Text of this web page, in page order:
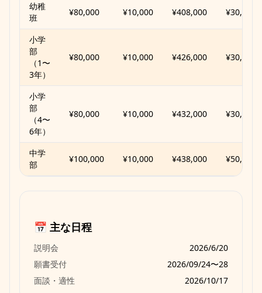
幼稚
班
¥80,000 ¥10,000 ¥408,000 ¥30,000
小学
部
（1〜
3年）
¥80,000 ¥10,000 ¥426,000 ¥30,000
小学
部
（4〜
6年）
¥80,000 ¥10,000 ¥432,000 ¥30,000
中学
部
¥100,000 ¥10,000 ¥438,000 ¥50,000
📅 主な日程
説明会
2026/6/20
願書受付
2026/09/24〜28
面談・適性
2026/10/17